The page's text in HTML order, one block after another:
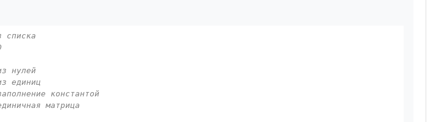
списка
нулей
единиц
константой
матрица